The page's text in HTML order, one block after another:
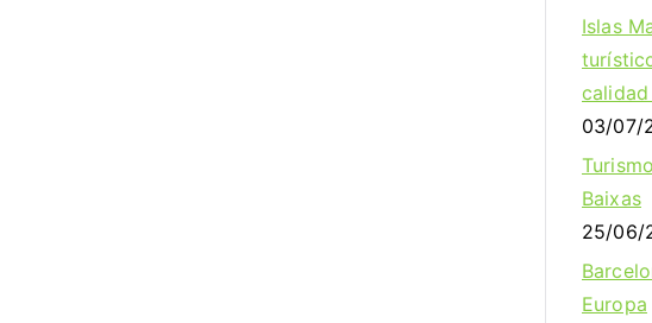
Islas
03/07/
Baixas
25/06/
Europa